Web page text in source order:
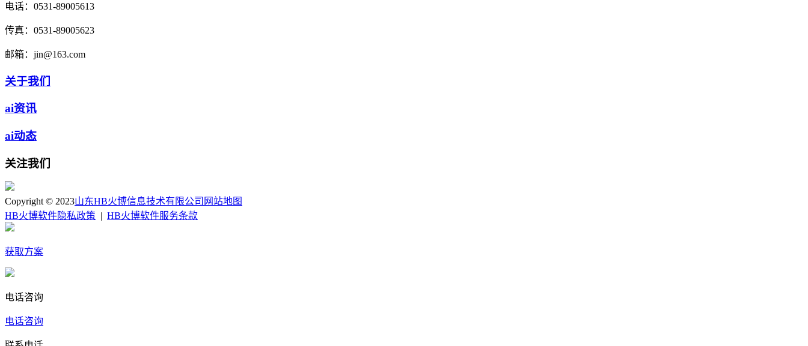
电话： 0531-89005613
传真： 0531-89005623
邮箱： jin@163.com
关于我们
ai资讯
ai动态
关注我们
Copyright © 2023山东HB火博信息技术有限公司 网站地图
HB火博软件隐私政策
HB火博软件服务条款
获取方案
电话咨询
电话咨询